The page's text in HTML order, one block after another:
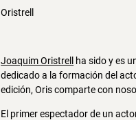
Oristrell
Joaquim Oristrell ha sido y es
dedicado a la formación del
edición, Oris comparte con
El primer espectador de un